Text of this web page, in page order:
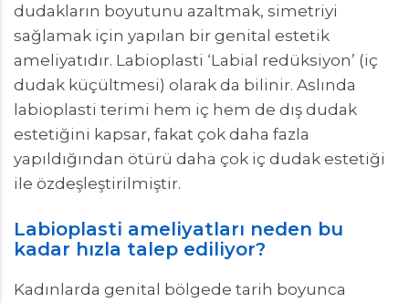
dudakların boyutunu azaltmak, simetriyi
sağlamak için yapılan bir genital estetik
ameliyatıdır. Labioplasti ‘Labial redüksiyon’ (iç
dudak küçültmesi) olarak da bilinir. Aslında
labioplasti terimi hem iç hem de dış dudak
estetiğini kapsar, fakat çok daha fazla
yapıldığından ötürü daha çok iç dudak estetiği
ile özdeşleştirilmiştir.
Labioplasti ameliyatları neden bu
kadar hızla talep ediliyor?
Kadınlarda genital bölgede tarih boyunca